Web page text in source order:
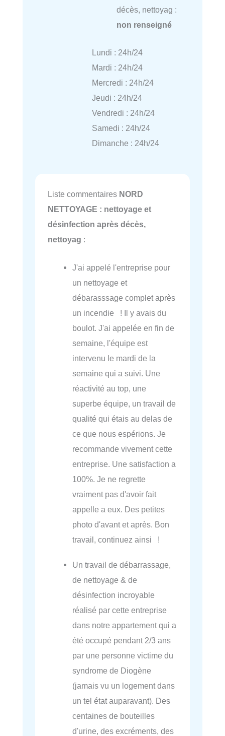
décès, nettoyag :
non renseigné
Lundi : 24h/24
Mardi : 24h/24
Mercredi : 24h/24
Jeudi : 24h/24
Vendredi : 24h/24
Samedi : 24h/24
Dimanche : 24h/24
Liste commentaires NORD
NETTOYAGE : nettoyage et
désinfection après décès,
nettoyag :
J'ai appelé l'entreprise pour
un nettoyage et
débarasssage complet après
un incendie ! Il y avais du
boulot. J'ai appelée en fin de
semaine, l'équipe est
intervenu le mardi de la
semaine qui a suivi. Une
réactivité au top, une
superbe équipe, un travail de
qualité qui étais au delas de
ce que nous espérions. Je
recommande vivement cette
entreprise. Une satisfaction a
100%. Je ne regrette
vraiment pas d'avoir fait
appelle a eux. Des petites
photo d'avant et après. Bon
travail, continuez ainsi !
Un travail de débarrassage,
de nettoyage & de
désinfection incroyable
réalisé par cette entreprise
dans notre appartement qui a
été occupé pendant 2/3 ans
par une personne victime du
syndrome de Diogène
(jamais vu un logement dans
un tel état auparavant). Des
centaines de bouteilles
d'urine, des excréments, des